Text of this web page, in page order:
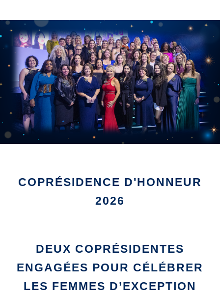
COPRÉSIDENCE D'HONNEUR
2026
DEUX COPRÉSIDENTES
ENGAGÉES POUR CÉLÉBRER
LES FEMMES D’EXCEPTION